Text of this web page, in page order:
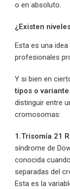
o en absoluto.
¿Existen
Esta es una
profesionales
Y si bien en
tipos o
distinguir entre
cromosomas:
1.Trisomía 21
síndrome de
conocida
separadas del
Esta es la